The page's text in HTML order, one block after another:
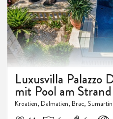
Luxusvilla Palazzo
mit Pool am Strand
Kroatien, Dalmatien, Brac, Sumartin